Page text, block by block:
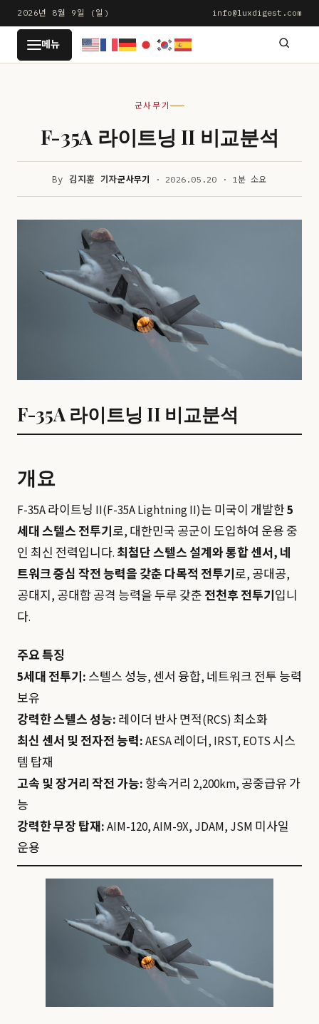
문
로
2026년 8월 9일 (일) info@luxdigest.com
LUXDIGEST
메뉴
군사무기
F-35A 라이트닝 II 비교분석
By김지훈 기자군사무기 · 2026.05.20 · 1분 소요
F-35A 라이트닝 II 비교분석
개요
F-35A 라이트닝 II(F-35A Lightning II)는 미국이 개발한5
세대 스텔스 전투기로, 대한민국 공군이 도입하여 운용 중
인 최신 전력입니다. 최첨단 스텔스 설계와 통합 센서, 네
트워크 중심 작전 능력을 갖춘 다목적 전투기로, 공대공,
공대지, 공대함 공격 능력을 두루 갖춘전천후 전투기입니
다.
주요 특징
5세대 전투기: 스텔스 성능, 센서 융합, 네트워크 전투 능력
보유
강력한 스텔스 성능: 레이더 반사 면적(RCS) 최소화
최신 센서 및 전자전 능력:AESA 레이더, IRST, EOTS 시스
템 탑재
고속 및 장거리 작전 가능: 항속거리 2,200km, 공중급유 가
능
강력한 무장 탑재:AIM-120, AIM-9X, JDAM, JSM 미사일
운용